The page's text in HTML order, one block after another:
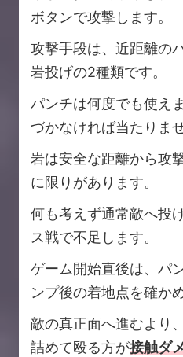
ボタンで攻撃します。
攻撃手段は、近距離の
岩投げの2種類です。
パンチは何度でも使え
づかなければ当たりませ
岩は安全な距離から攻
に限りがあります。
何も考えず通常敵へ投
ス戦で不足します。
ゲーム開始直後は、パ
ンプ後の着地点を確か
敵の真正面へ進むより
詰めて殴る方が接触ダ